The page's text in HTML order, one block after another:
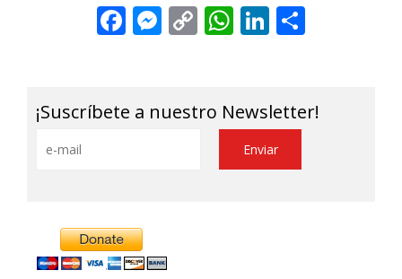
Facebook
Messenger
CopyWhatsApp
LinkedIn
¡Suscríbete a nuestro Newsletter!